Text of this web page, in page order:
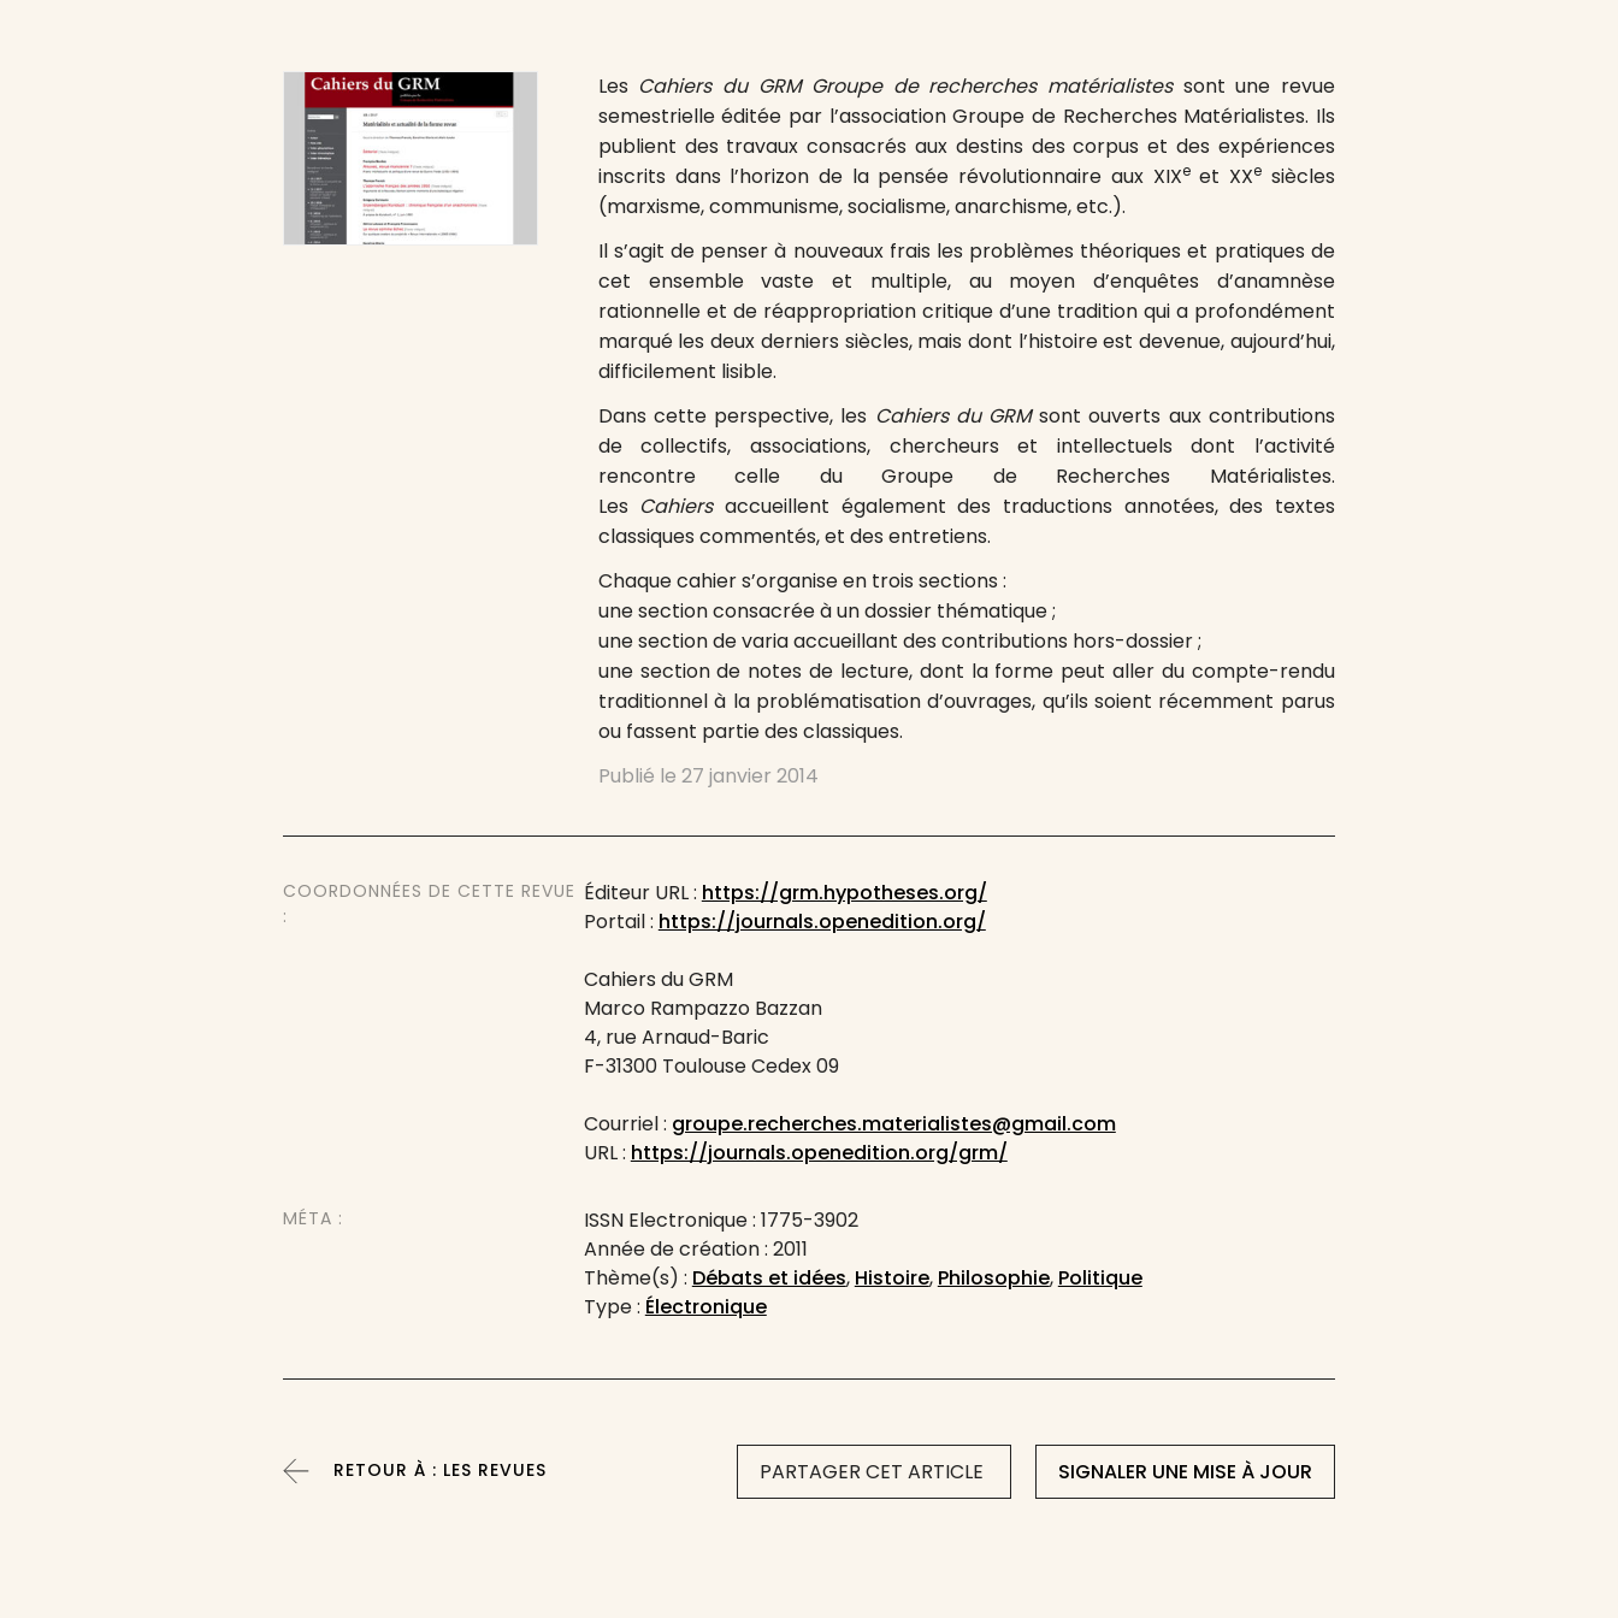
Les Cahiers du GRM Groupe de recherches matérialistessont une revue
semestrielle éditée par l’association Groupe de Recherches Matérialistes. Ils
publient des travaux consacrés aux destins des corpus et des expériences
inscrits dans l’horizon de la pensée révolutionnaire aux XIXeet XXe siècles
(marxisme, communisme, socialisme, anarchisme, etc.).
Il s’agit de penser à nouveaux frais les problèmes théoriques et pratiques de
cet ensemble vaste et multiple, au moyen d’enquêtes d’anamnèse
rationnelle et de réappropriation critique d’une tradition qui a profondément
marqué les deux derniers siècles, mais dont l’histoire est devenue, aujourd’hui,
difficilement lisible.
Dans cette perspective, les Cahiers du GRMsont ouverts aux contributions
de collectifs, associations, chercheurs et intellectuels dont l’activité
rencontre celle du Groupe de Recherches Matérialistes.
Les Cahiersaccueillent également des traductions annotées, des textes
classiques commentés, et des entretiens.
Chaque cahier s’organise en trois sections :
une section consacrée à un dossier thématique ;
une section de varia accueillant des contributions hors-dossier ;
une section de notes de lecture, dont la forme peut aller du compte-rendu
traditionnel à la problématisation d’ouvrages, qu’ils soient récemment parus
ou fassent partie des classiques.
Publié le 27 janvier 2014
COORDONNÉES DE CETTE REVUE
:
Éditeur URL : https://grm.hypotheses.org/
Portail : https://journals.openedition.org/
Cahiers du GRM
Marco Rampazzo Bazzan
4, rue Arnaud-Baric
F-31300 Toulouse Cedex 09
Courriel : groupe.recherches.materialistes@gmail.com
URL : https://journals.openedition.org/grm/
MÉTA :
ISSN Electronique : 1775-3902
Année de création : 2011
Thème(s) : Débats et idées, Histoire, Philosophie, Politique
Type : Électronique
PARTAGER CET ARTICLE SIGNALER UNE MISE À JOUR
RETOUR À : LES REVUES